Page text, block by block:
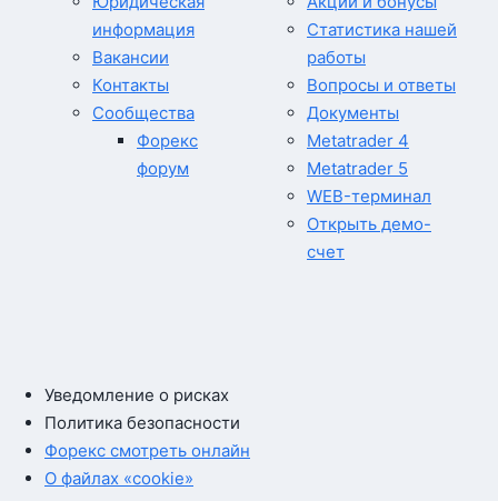
информация
Вакансии
Контакты
Сообщества
Форекс
форум
Статистика нашей
работы
Вопросы и ответы
Документы
Metatrader 4
Metatrader 5
WEB-терминал
Открыть демо-
счет
Уведомление о рисках
Политика безопасности
Форекс смотреть онлайн
О файлах «cookie»